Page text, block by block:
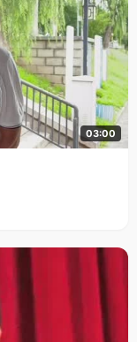
03:00